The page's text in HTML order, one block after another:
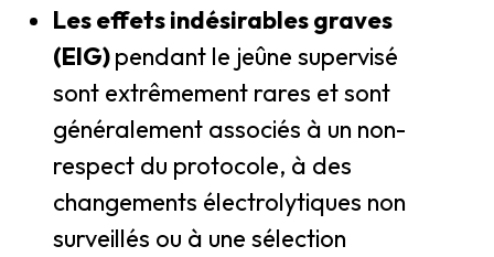
Les effets indésirables graves
(EIG)pendant le jeûne supervisé
sont extrêmement rares et sont
généralement associés à un non-
respect du protocole, à des
changements électrolytiques non
surveillés ou à une sélection